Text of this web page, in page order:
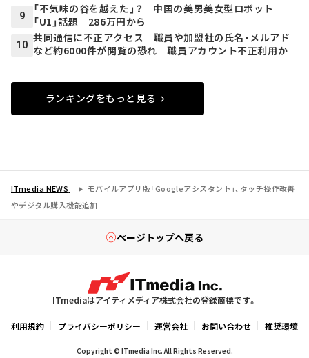
9
「不気味の谷を越えた」？ 中国の美男美女型ロボット
「U1」話題 286万円から
10
共同通信に不正アクセス 職員や加盟社の氏名・メルアド
など約6000件が閲覧の恐れ 職員アカウント不正利用か
ランキングをもっと見る
ITmedia NEWS
モバイルアプリ版「Googleアシスタント」、タッチ操作改善
やデジタル購入機能追加
ページトップへ戻る
ITmediaはアイティメディア株式会社の登録商標です。
利用規約 プライバシーポリシー 運営会社 お問い合わせ 推奨環境
Copyright © ITmedia Inc. All Rights Reserved.